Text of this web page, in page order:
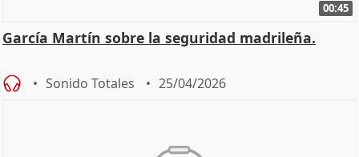
00:45
García Martín sobre la seguridad madrileña.
Sonido Totales 25/04/2026